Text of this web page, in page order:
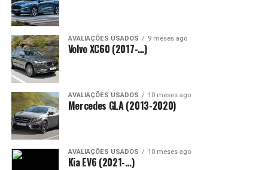
AVALIAÇÕES USADOS 9 meses ago
Volvo XC60 (2017-…)
AVALIAÇÕES USADOS 10 meses ago
Mercedes GLA (2013-2020)
AVALIAÇÕES USADOS 10 meses ago
Kia EV6 (2021-…)